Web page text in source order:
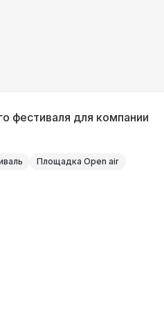
фестиваля для компании
Площадка Open air